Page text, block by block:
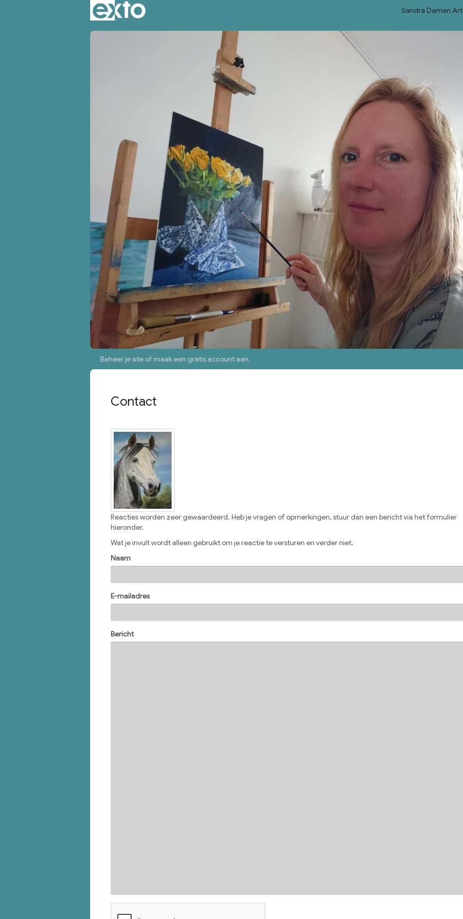
Sandra Damen Art
Beheer je site ofmaak een gratis account aan.
Contact
Reacties worden zeer gewaardeerd. Heb je vragen of opmerkingen, stuur dan een bericht via het formulier
hieronder.
Wat je invult wordt alleen gebruikt om je reactie te versturen en verder niet.
Naam
E-mailadres
Bericht